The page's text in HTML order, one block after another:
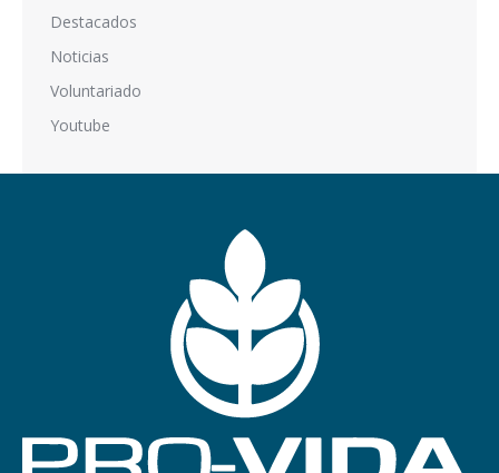
Destacados
Noticias
Voluntariado
Youtube